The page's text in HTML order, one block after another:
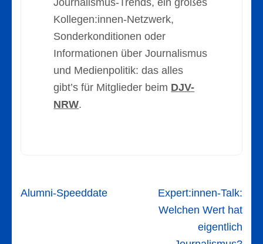
Journalismus-Trends, ein großes
Kollegen:innen-Netzwerk,
Sonderkonditionen oder
Informationen über Journalismus
und Medienpolitik: das alles
gibt’s für Mitglieder beim DJV-
NRW.
Beitragsnavigation
Alumni-Speeddate
Expert:innen-Talk:
Welchen Wert hat
eigentlich